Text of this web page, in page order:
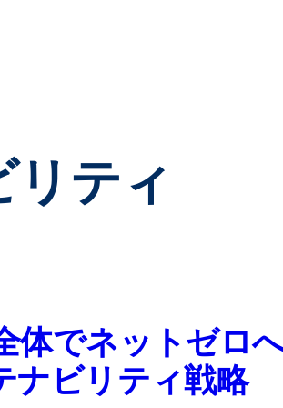
ティ
体でネットゼロ
ナビリティ戦略